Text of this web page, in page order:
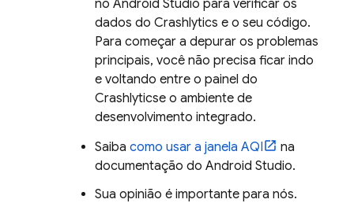
no Android Studio para verificar os
dados do Crashlytics e o seu código.
Para começar a depurar os problemas
principais, você não precisa ficar indo
e voltando entre o painel do
Crashlyticse o ambiente de
desenvolvimento integrado.
Saiba como usar a janela AQI
na
documentação do Android Studio.
Sua opinião é importante para nós.